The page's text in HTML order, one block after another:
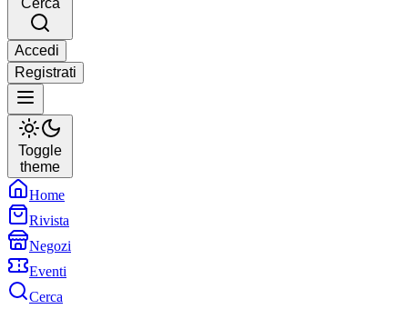
Accedi
Registrati
Toggle
theme
Home
Rivista
Negozi
Eventi
Cerca